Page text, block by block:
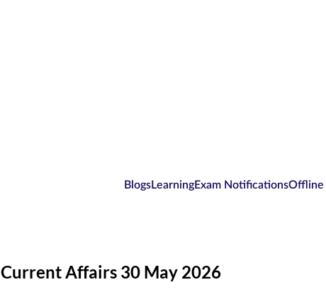
BlogsLearningExam NotificationsOffline
Current Affairs 30 May 2026